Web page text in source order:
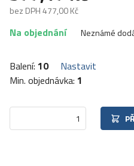
bez DPH 477,00 Kč
Na objednání Neznámé
Balení: 10
Nastavit
Min. objednávka: 1